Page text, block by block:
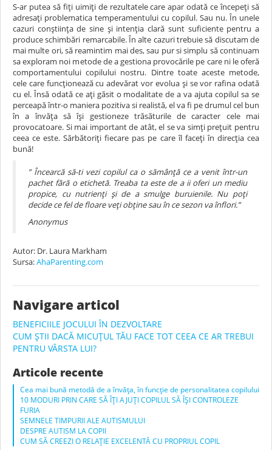
S-ar putea să fiți uimiți de rezultatele care apar odată ce începeți să
adresați problematica temperamentului cu copilul. Sau nu. În unele
cazuri conștiința de sine și intenția clară sunt suficiente pentru a
produce schimbări remarcabile. În alte cazuri trebuie să discutam de
mai multe ori, să reamintim mai des, sau pur si simplu să continuam
sa exploram noi metode de a gestiona provocările pe care ni le oferă
comportamentului copilului nostru. Dintre toate aceste metode,
cele care funcționează cu adevărat vor evolua și se vor rafina odată
cu el. Însă odată ce ați găsit o modalitate de a va ajuta copilul sa se
perceapă într-o maniera pozitiva si realistă, el va fi pe drumul cel bun
în a învăța să își gestioneze trăsăturile de caracter cele mai
provocatoare. Si mai important de atât, el se va simți prețuit pentru
ceea ce este. Sărbătoriți fiecare pas pe care îl faceți în direcția cea
bună!
” Încearcă să-ti vezi copilul ca o sămânță ce a venit într-un
pachet fără o etichetă. Treaba ta este de a ii oferi un mediu
propice, cu nutrienți și de a smulge buruienile. Nu poți
decide ce fel de floare veți obține sau în ce sezon va înflori.”
Anonymus
Autor: Dr. Laura Markham
Sursa:AhaParenting.com
Navigare articol
BENEFICIILE JOCULUI ÎN DEZVOLTARE
CUM ȘTII DACĂ MICUȚUL TĂU FACE TOT CEEA CE AR TREBUI
PENTRU VÂRSTA LUI?
Articole recente
Cea mai bună metodă de a învăța, în funcție de personalitatea copilului
10 MODURI PRIN CARE SĂ ÎȚI AJUȚI COPILUL SĂ ÎȘI CONTROLEZE
FURIA
SEMNELE TIMPURII ALE AUTISMULUI
DESPRE AUTISM LA COPII
CUM SĂ CREEZI O RELAȚIE EXCELENTĂ CU PROPRIUL COPIL